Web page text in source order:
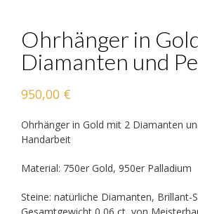
Ohrhänger in
Diamanten und
950,00 €
Ohrhänger in Gold mit 2 Diamanten
Handarbeit
Material: 750er Gold, 950er Palladium
Steine: natürliche Diamanten, Brillant-